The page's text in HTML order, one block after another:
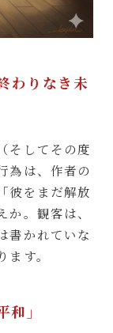
わりなき未
そしてその度
為は、作者の
彼をまだ解放
。観客は、
書かれていな
す。
」